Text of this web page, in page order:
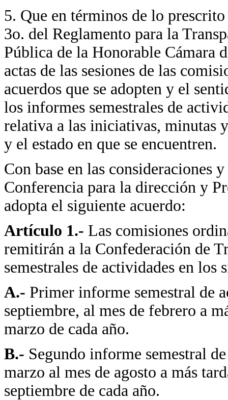
5. Que en términos de lo
3o. del Reglamento para la
Pública de la Honorable Cámara
actas de las sesiones de las
acuerdos que se adopten y el
los informes semestrales de
relativa a las iniciativas, minutas
y el estado en que se encuentren.
Con base en las consideraciones
Conferencia para la dirección y
adopta el siguiente acuerdo:
Artículo 1.- Las comisiones
remitirán a la Confederación de
semestrales de actividades en los
A.- Primer informe semestral de
septiembre, al mes de febrero a
marzo de cada año.
B.- Segundo informe semestral
marzo al mes de agosto a más
septiembre de cada año.